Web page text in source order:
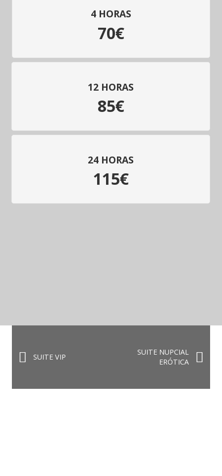
4 HORAS
70€
12 HORAS
85€
24 HORAS
115€
SUITE VIP
SUITE NUPCIAL
ERÓTICA